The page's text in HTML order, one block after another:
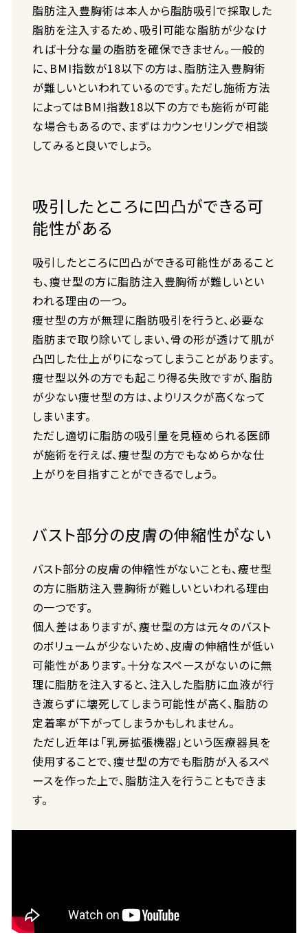
脂肪注入豊胸術は本人から脂肪吸引で採取した
脂肪を注入するため、吸引可能な脂肪が少なけ
れば十分な量の脂肪を確保できません。一般的
に、BMI指数が18以下の方は、脂肪注入豊胸術
が難しいといわれているのです。ただし施術方法
によってはBMI指数18以下の方でも施術が可能
な場合もあるので、まずはカウンセリングで相談
してみると良いでしょう。
吸引したところに凹凸ができる可
能性がある
吸引したところに凹凸ができる可能性があること
も、痩せ型の方に脂肪注入豊胸術が難しいとい
われる理由の一つ。
痩せ型の方が無理に脂肪吸引を行うと、必要な
脂肪まで取り除いてしまい、骨の形が透けて肌が
凸凹した仕上がりになってしまうことがあります。
痩せ型以外の方でも起こり得る失敗ですが、脂肪
が少ない痩せ型の方は、よりリスクが高くなって
しまいます。
ただし適切に脂肪の吸引量を見極められる医師
が施術を行えば、痩せ型の方でもなめらかな仕
上がりを目指すことができるでしょう。
バスト部分の皮膚の伸縮性がない
バスト部分の皮膚の伸縮性がないことも、痩せ型
の方に脂肪注入豊胸術が難しいといわれる理由
の一つです。
個人差はありますが、痩せ型の方は元々のバスト
のボリュームが少ないため、皮膚の伸縮性が低い
可能性があります。十分なスペースがないのに無
理に脂肪を注入すると、注入した脂肪に血液が行
き渡らずに壊死してしまう可能性が高く、脂肪の
定着率が下がってしまうかもしれません。
ただし近年は「乳房拡張機器」という医療器具を
使用することで、痩せ型の方でも脂肪が入るスペ
ースを作った上で、脂肪注入を行うこともできま
す。